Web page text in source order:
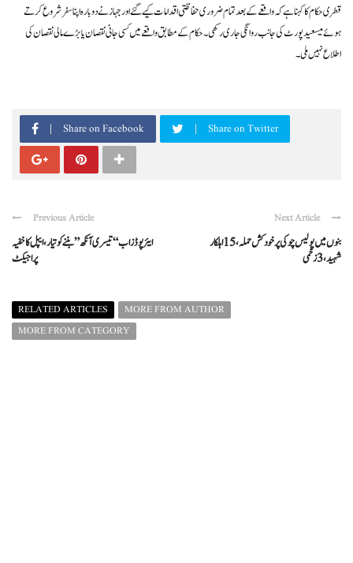
قطری حکام کا کہنا ہے کہ واقعے کے بعد تمام ضروری حفاظتی اقدامات کیے گئے اور جہاز نے دوبارہ اپنا سفر شروع کرتے
ہوئے میسعید پورٹ کی جانب روانگی جاری رکھی۔ حکام کے مطابق واقعے میں کسی جانی نقصان یا بڑے مالی نقصان کی
اطلاع نہیں ملی۔
Share on Facebook Share on Twitter
Previous Article
ایئر پوڈز اب “تیسری آنکھ” بننے کو تیار، ایپل کا خفیہ
پراجیکٹ
Next Article
بنوں میں پولیس چوکی پر خودکش حملہ، 15 اہلکار
شہید، 3 زخمی
RELATED ARTICLES
MORE FROM AUTHOR
MORE FROM CATEGORY